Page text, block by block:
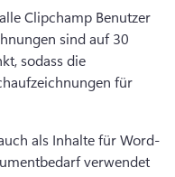
Clipchamp Benutzer
sind auf 30
sodass die
für
als Inhalte für Word-
verwendet